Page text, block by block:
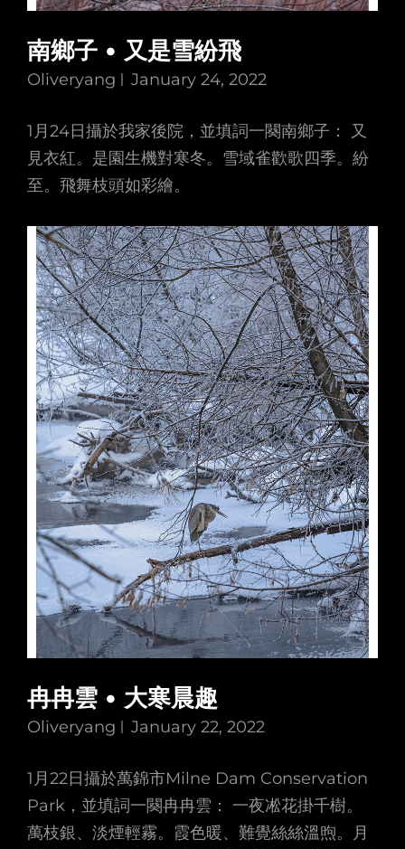
南鄉子 • 又是雪紛飛
Oliveryang January 24, 2022
1月24日攝於我家後院，並填詞一闋南鄉子： 又
見衣紅。是園生機對寒冬。雪域雀歡歌四季。紛
至。飛舞枝頭如彩繪。
冉冉雲 • 大寒晨趣
Oliveryang January 22, 2022
1月22日攝於萬錦市Milne Dam Conservation
Park，並填詞一闋冉冉雲： 一夜凇花掛千樹。
萬枝銀、淡煙輕霧。霞色暖、難覺絲絲溫煦。月